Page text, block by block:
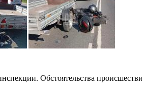
Обстоятельства